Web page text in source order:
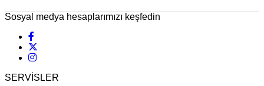
Sosyal medya hesaplarımızı keşfedin
SERVİSLER